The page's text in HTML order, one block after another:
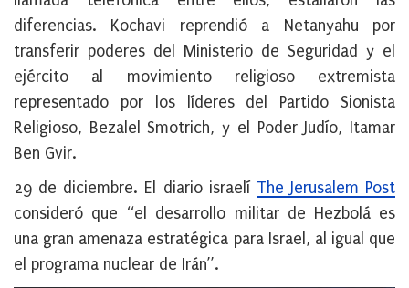
diferencias. Kochavi reprendió a Netanyahu por
transferir poderes del Ministerio de Seguridad y el
ejército al movimiento religioso extremista
representado por los líderes del Partido Sionista
Religioso, Bezalel Smotrich, y el Poder Judío, Itamar
Ben Gvir.
29 de diciembre. El diario israelí The Jerusalem Post
consideró que “el desarrollo militar de Hezbolá es
una gran amenaza estratégica para Israel, al igual que
el programa nuclear de Irán”.